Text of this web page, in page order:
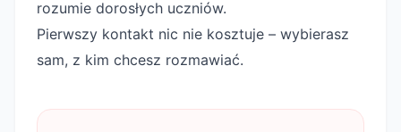
rozumie dorosłych uczniów.
Pierwszy kontakt nic nie kosztuje – wybierasz
sam, z kim chcesz rozmawiać.